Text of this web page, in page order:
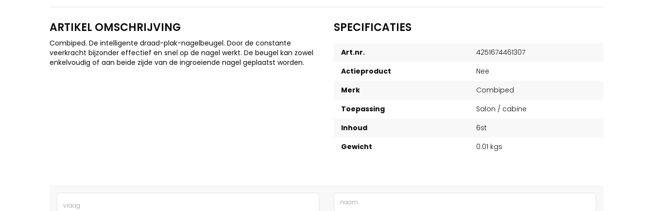
ARTIKEL OMSCHRIJVING
Combiped. De intelligente draad-plak-nagelbeugel. Door de constante
veerkracht bijzonder effectief en snel op de nagel werkt. De beugel kan zowel
enkelvoudig of aan beide zijde van de ingroeiende nagel geplaatst worden.
SPECIFICATIES
Art.nr.
4251674461307
Actieproduct
Nee
Merk
Combiped
Toepassing
Salon / cabine
Inhoud
6st
Gewicht
0.01 kgs